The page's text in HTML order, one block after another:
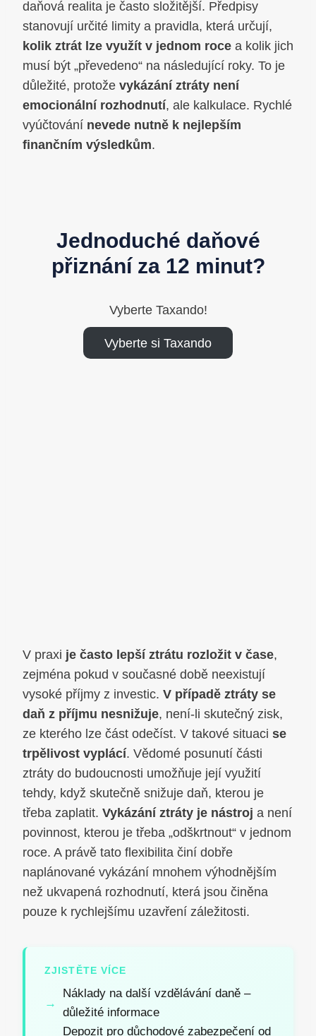
daňová realita je často složitější. Předpisy
stanovují určité limity a pravidla, která určují,
kolik ztrát lze využít v jednom roce a kolik jich
musí být „převedeno“ na následující roky. To je
důležité, protože vykázání ztráty není
emocionální rozhodnutí, ale kalkulace. Rychlé
vyúčtování nevede nutně k nejlepším
finančním výsledkům.
Jednoduché daňové
přiznání za 12 minut?
Vyberte Taxando!
Vyberte si Taxando
V praxi je často lepší ztrátu rozložit v čase,
zejména pokud v současné době neexistují
vysoké příjmy z investic. V případě ztráty se
daň z příjmu nesnižuje, není-li skutečný zisk,
ze kterého lze část odečíst. V takové situaci se
trpělivost vyplácí. Vědomé posunutí části
ztráty do budoucnosti umožňuje její využití
tehdy, když skutečně snižuje daň, kterou je
třeba zaplatit. Vykázání ztráty je nástroj a není
povinnost, kterou je třeba „odškrtnout“ v jednom
roce. A právě tato flexibilita činí dobře
naplánované vykázání mnohem výhodnějším
než ukvapená rozhodnutí, která jsou činěna
pouze k rychlejšímu uzavření záležitosti.
ZJISTĚTE VÍCE
Náklady na další vzdělávání daně –
důležité informace
Depozit pro důchodové zabezpečení od